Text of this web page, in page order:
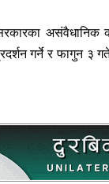
गर्ने र फागुन ३ गते